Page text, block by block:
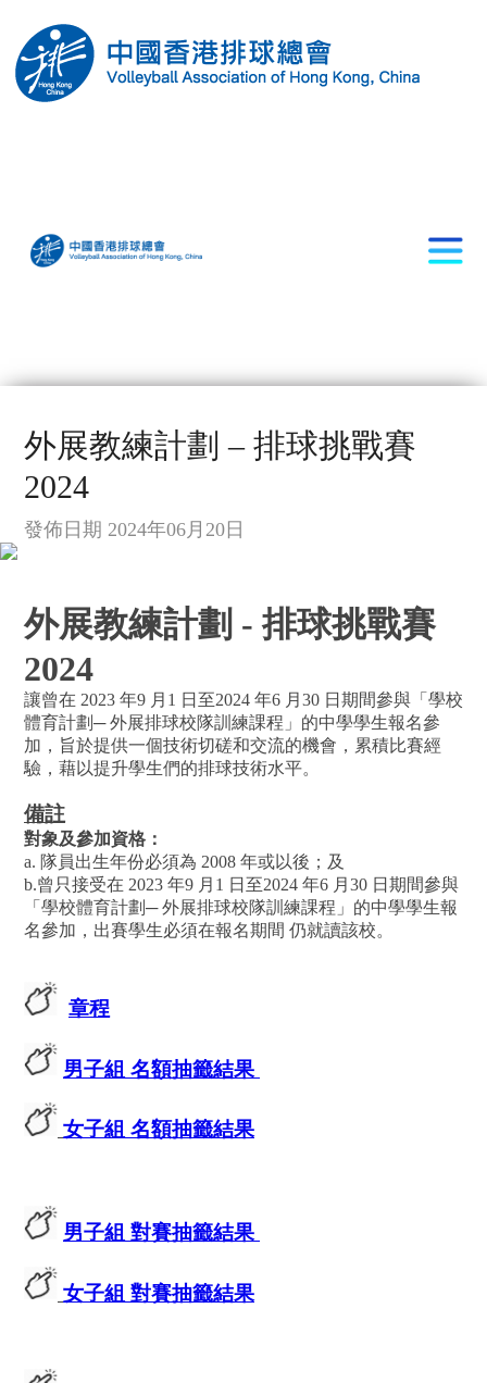
外展教練計劃 – 排球挑戰賽
2024
發佈日期 2024年06月20日
外展教練計劃 - 排球挑戰賽
2024
讓曾在 2023 年9 月1 日至2024 年6 月30 日期間參與「學校
體育計劃─ 外展排球校隊訓練課程」的中學學生報名參
加，旨於提供一個技術切磋和交流的機會，累積比賽經
驗，藉以提升學生們的排球技術水平。
備註
對象及參加資格：
a. 隊員出生年份必須為 2008 年或以後；及
b.曾只接受在 2023 年9 月1 日至2024 年6 月30 日期間參與
「學校體育計劃─ 外展排球校隊訓練課程」的中學學生報
名參加，出賽學生必須在報名期間 仍就讀該校。
章程
男子組 名額抽籤結果
女子組 名額抽籤結果
男子組 對賽抽籤結果
女子組 對賽抽籤結果